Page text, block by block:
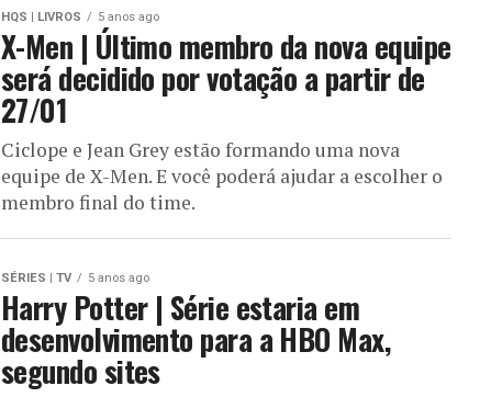
HQS | LIVROS 5 anos ago
X-Men | Último membro da nova equipe
será decidido por votação a partir de
27/01
Ciclope e Jean Grey estão formando uma nova
equipe de X-Men. E você poderá ajudar a escolher o
membro final do time.
SÉRIES | TV 5 anos ago
Harry Potter | Série estaria em
desenvolvimento para a HBO Max,
segundo sites